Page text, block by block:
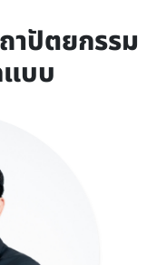
าปัตยกรรม
แบบ